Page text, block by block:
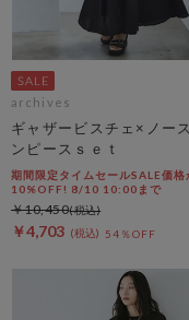
archives
ギャザービスチェ×ノー
ンピースｓｅｔ
期間限定タイムセールSALE価格
10%OFF! 8/10 10:00まで
￥4,703 54％OFF
￥10,450